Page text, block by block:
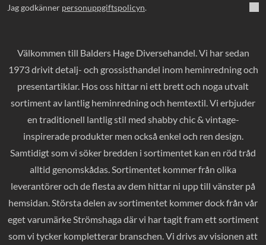
Jag godkänner personuppgiftspolicyn.
Välkommen till Balders Hage Diversehandel. Vi har sedan
1973 drivit detalj- och grossisthandel inom heminredning och
presentartiklar. Hos oss hittar ni ett brett och noga utvalt
sortiment av lantlig heminredning och hemtextil. Vi erbjuder
en traditionell lantlig stil med shabby chic & vintage-
inspirerade produkter men också enkel och ren design.
Samtidigt som vi söker bredden i sortimentet kan en röd tråd
alltid genomskådas. Sortimentet kommer från olika
leverantörer och de flesta av dem hittar ni upp till vänster på
hemsidan. Största delen av sortimentet kommer dock från vår
eget varumärke Strömshaga där vi har tagit fram ett sortiment
som vi tycker kompletterar branschen. Vi drivs av visionen att